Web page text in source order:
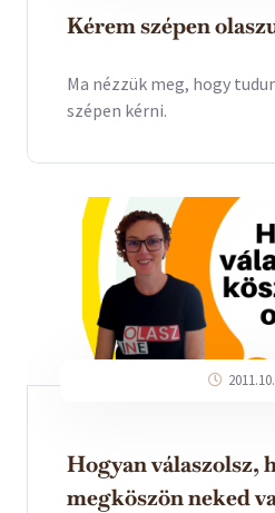
Kérem szépen
Ma nézzük meg, hogy
szépen kérni.
Hogyan válaszolsz,
megköszön neked